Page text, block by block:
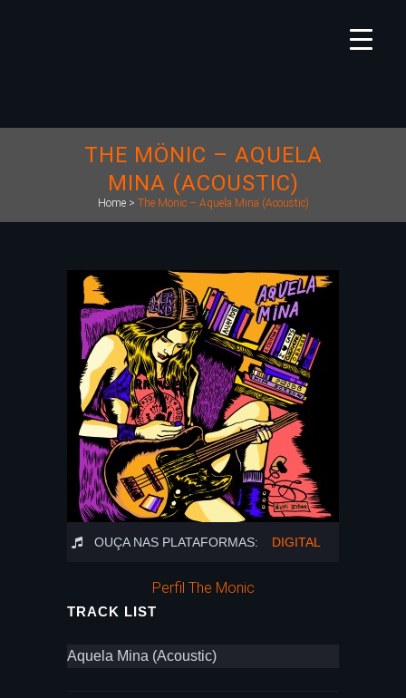
THE MÖNIC – AQUELA
MINA (ACOUSTIC)
Home> The Mönic – Aquela Mina (Acoustic)
OUÇA NAS PLATAFORMAS: DIGITAL
Perfil The Monic
TRACK LIST
Aquela Mina (Acoustic)